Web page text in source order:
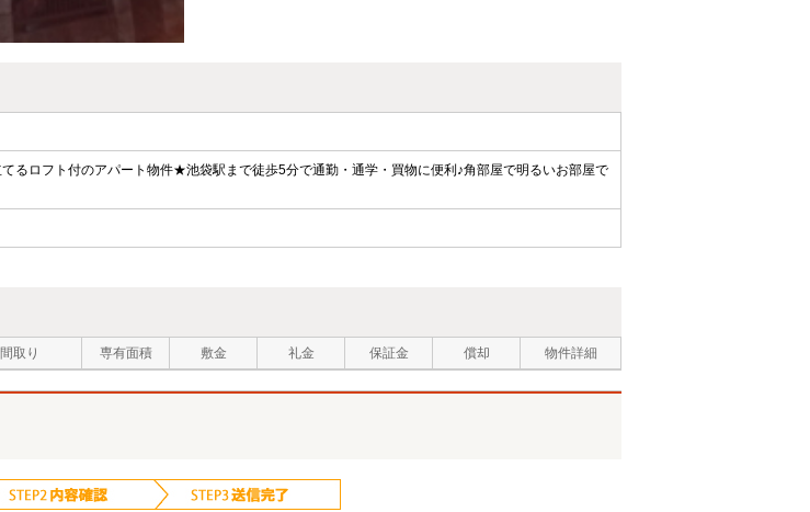
るロフト付のアパート物件★池袋駅まで徒歩5分で通勤・通学・買物に便利♪角部屋で明るいお部屋で
間取り 専有面積 敷金 礼金 保証金 償却 物件詳細